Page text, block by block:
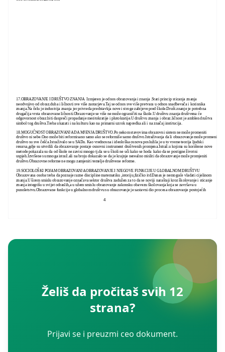
17.OBRAZOVANJE I DRUŠTVO ZNANJA Izmjeren je odnos obrazovanja i znanja .Stari princip sticanja znanja
neodvojivo od obraz.duha i ličnosti sve više zastarjeva.Taj se odnos sve više pretvara u odnos snadbevača i korisnika
znanja.Na čelu je industrija znanja jer privreda predstavkja nove i stroge zahtjeve pred škole.Društ.znanje je potrebna
drugačija vrsta obrazovane ličnosti.Obrazovanje se više ne može ograničiti na škole.U društvu znanja društvena će
odgovornost obraz.biti daspreči propadanje meritokratije i plutokratije.U društvu znanja i obraz.ličnost je amblen društva
simbol tog društva.Treba ukazati i na kulturu kao na primarni uzrok napredka ali i na značaj institucija.
18.MOGUĆNOST OBRAZOVANJA DA MJENJA DRUŠTVO.Po nekom stavovima obrazovni sistem ne može promeniti
društvo ni sebe.Ono može biti reformisano samo ako se reformiše samo društvo.Istraživanja da li obrazovanje može promeniti
društvo su sve češća.Istraživalo se u SADu. Kao vrednosna i ideološka osnova poslužila je u to vreme teorija ljudski
resursa,gdje su utvrdili da obrazovanje postaje osnovni instrument društvenih promjena.Istraž.u kojima su korištene nove
metode pokazala su da od škole ne zavisi mnogo tj.da se u školi ne uči kako se hoda kako da se postigne životni
uspjeh.Izvršene su mnoga istraž.ali na broju dokazalo se da je krajnje nerealno misliti da obrazovanje može promjeniti
društvo.Obrazovne reforme ne mogu zamjeniti temelje društvene reforme.
19.SOCIOLOŠKI POJAM OBRAZOVANJA OBRAZOVANJE I NJEGOVE FUNKCIJE U GLOBALNOM DRUŠTVU
Obrazovana osoba treba da poznaje razne discipline matematiku ,istoriju,fizičko itd.Danas je nemoguće vladati cijelinom
znanja.U širem smislu obrazovanje označava sektor društva zadužen za to da se noviji naraštaji kroz školovanje i sticanje
znanja integrišu u svijet odraslih,a u užem smislu obrazovanje zakonsku obavezu školovanja koja se završava u
punoletstvu.Obrazovane funkcije u globalnom društvu su obrazovanje je sastavni dio procesa obrazovanje postojećih
4
Želiš da pročitaš svih 12
strana?
Prijavi se i preuzmi ceo dokument.